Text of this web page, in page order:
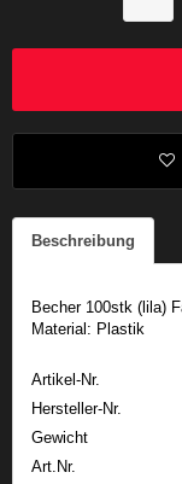
Beschreibung
Becher 100stk (lila)
Material: Plastik
Artikel-Nr.
Hersteller-Nr.
Gewicht
Art.Nr.